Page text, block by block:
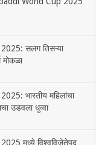
सलग तिसऱ्या
मोकळा
भारतीय महिलांचा
उडवला धुव्वा
मध्ये विश्वविजेतेपद